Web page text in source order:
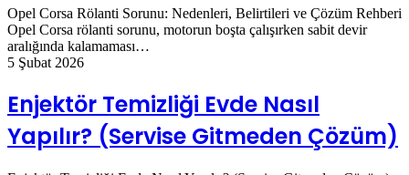
Opel Corsa Rölanti Sorunu: Nedenleri, Belirtileri ve Çözüm Rehberi
Opel Corsa rölanti sorunu, motorun boşta çalışırken sabit devir
aralığında kalamaması…
5 Şubat 2026
Enjektör Temizliği Evde Nasıl
Yapılır? (Servise Gitmeden Çözüm)